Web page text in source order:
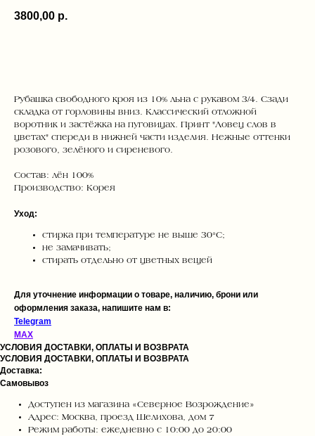
3800,00 р.
Рубашка свободного кроя из 10% льна с рукавом 3/4. Сзади
складка от горловины вниз. Классический отложной
воротник и застёжка на пуговицах. Принт "Ловец слов в
цветах" спереди в нижней части изделия. Нежные оттенки
розового, зелёного и сиреневого.
Состав: лён 100%
Производство: Корея
Уход:
стирка при температуре не выше 30°C;
не замачивать;
стирать отдельно от цветных вещей
Для уточнение информации о товаре, наличию, брони или
оформления заказа, напишите нам в:
Telegram
MAX
УСЛОВИЯ ДОСТАВКИ, ОПЛАТЫ И ВОЗВРАТА
УСЛОВИЯ ДОСТАВКИ, ОПЛАТЫ И ВОЗВРАТА
Доставка:
Самовывоз
Доступен из магазина «Северное Возрождение»
Адрес: Москва, проезд Шелихова, дом 7
Режим работы: ежедневно с 10:00 до 20:00